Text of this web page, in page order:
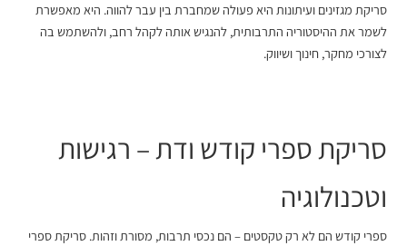
סריקת מגזינים ועיתונות היא פעולה שמחברת בין עבר להווה. היא מאפשרת
לשמר את ההיסטוריה התרבותית, להנגיש אותה לקהל רחב, ולהשתמש בה
לצורכי מחקר, חינוך ושיווק.
סריקת ספרי קודש ודת– רגישות
וטכנולוגיה
ספרי קודש הם לא רק טקסטים – הם נכסי תרבות, מסורת וזהות. סריקת ספרי